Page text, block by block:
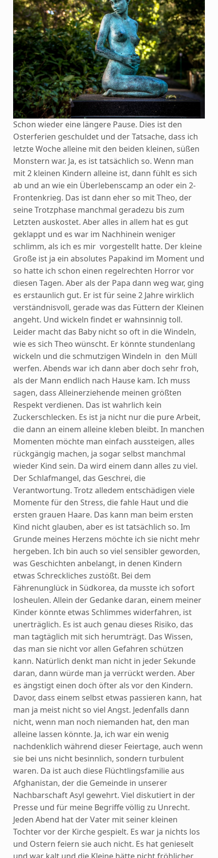
Schon wieder eine längere Pause. Dies ist den
Osterferien geschuldet und der Tatsache, dass ich
letzte Woche alleine mit den beiden kleinen, süßen
Monstern war. Ja, es ist tatsächlich so. Wenn man
mit 2 kleinen Kindern alleine ist, dann fühlt es sich
ab und an wie ein Überlebenscamp an oder ein 2-
Frontenkrieg. Das ist dann eher so mit Theo, der
seine Trotzphase manchmal geradezu bis zum
Letzten auskostet. Aber alles in allem hat es gut
geklappt und es war im Nachhinein weniger
schlimm, als ich es mir vorgestellt hatte. Der kleine
Große ist ja ein absolutes Papakind im Moment und
so hatte ich schon einen regelrechten Horror vor
diesen Tagen. Aber als der Papa dann weg war, ging
es erstaunlich gut. Er ist für seine 2 Jahre wirklich
verständnisvoll, gerade was das Füttern der Kleinen
angeht. Und wickeln findet er wahnsinnig toll.
Leider macht das Baby nicht so oft in die Windeln,
wie es sich Theo wünscht. Er könnte stundenlang
wickeln und die schmutzigen Windeln in den Müll
werfen. Abends war ich dann aber doch sehr froh,
als der Mann endlich nach Hause kam. Ich muss
sagen, dass Alleinerziehende meinen größten
Respekt verdienen. Das ist wahrlich kein
Zuckerschlecken. Es ist ja nicht nur die pure Arbeit,
die dann an einem alleine kleben bleibt. In manchen
Momenten möchte man einfach aussteigen, alles
rückgängig machen, ja sogar selbst manchmal
wieder Kind sein. Da wird einem dann alles zu viel.
Der Schlafmangel, das Geschrei, die
Verantwortung. Trotz alledem entschädigen viele
Momente für den Stress, die fahle Haut und die
ersten grauen Haare. Das kann man beim ersten
Kind nicht glauben, aber es ist tatsächlich so. Im
Grunde meines Herzens möchte ich sie nicht mehr
hergeben. Ich bin auch so viel sensibler geworden,
was Geschichten anbelangt, in denen Kindern
etwas Schreckliches zustößt. Bei dem
Fährenunglück in Südkorea, da musste ich sofort
losheulen. Allein der Gedanke daran, einem meiner
Kinder könnte etwas Schlimmes widerfahren, ist
unerträglich. Es ist auch genau dieses Risiko, das
man tagtäglich mit sich herumträgt. Das Wissen,
das man sie nicht vor allen Gefahren schützen
kann. Natürlich denkt man nicht in jeder Sekunde
daran, dann würde man ja verrückt werden. Aber
es ängstigt einen doch öfter als vor den Kindern.
Davor, dass einem selbst etwas passieren kann, hat
man ja meist nicht so viel Angst. Jedenfalls dann
nicht, wenn man noch niemanden hat, den man
alleine lassen könnte. Ja, ich war ein wenig
nachdenklich während dieser Feiertage, auch wenn
sie bei uns nicht besinnlich, sondern turbulent
waren. Da ist auch diese Flüchtlingsfamilie aus
Afghanistan, der die Gemeinde in unserer
Nachbarschaft Asyl gewehrt. Viel diskutiert in der
Presse und für meine Begriffe völlig zu Unrecht.
Jeden Abend hat der Vater mit seiner kleinen
Tochter vor der Kirche gespielt. Es war ja nichts los
und Ostern feiern sie auch nicht. Es hat genieselt